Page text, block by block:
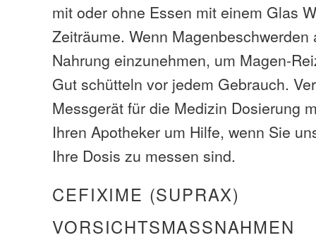
mit oder ohne Essen mit einem Glas
Zeiträume. Wenn
Nahrung einzunehmen, um Magen-
Gut schütteln vor jedem Gebrauch.
Messgerät für die Medizin Dosierung
Ihren Apotheker um Hilfe, wenn Sie
Ihre Dosis zu messen sind.
CEFIXIME (SUPRAX)
VORSICHTSMASSNAHMEN